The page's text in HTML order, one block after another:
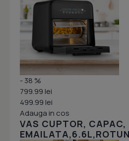
- 38 %
799.99 lei
499.99 lei
Adauga in cos
VAS CUPTOR, CAPAC,